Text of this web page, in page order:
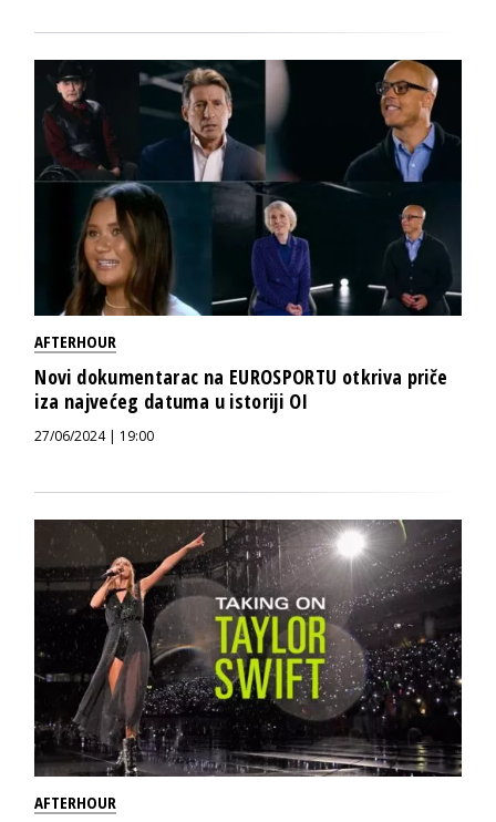
AFTERHOUR
Novi dokumentarac na EUROSPORTU otkriva priče
iza najvećeg datuma u istoriji OI
27/06/2024 | 19:00
AFTERHOUR